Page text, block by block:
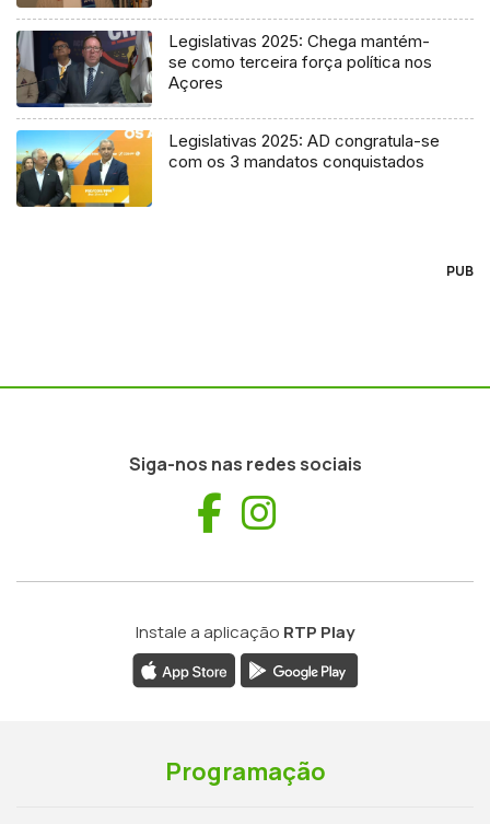
Legislativas 2025: Chega mantém-
se como terceira força política nos
Açores
Legislativas 2025: AD congratula-se
com os 3 mandatos conquistados
PUB
Siga-nos nas redes sociais
Facebook
Instale a aplicação RTP Play
Programação